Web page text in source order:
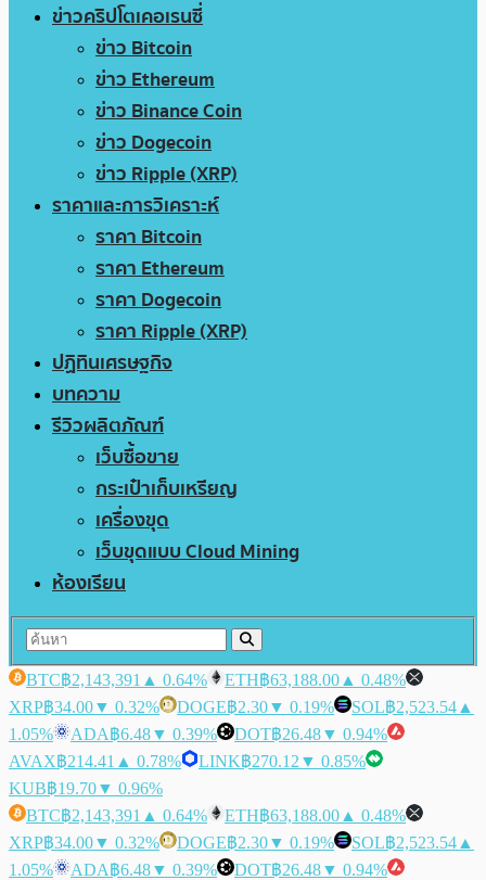
ข่าวคริปโตเคอเรนซี่
ข่าว Bitcoin
ข่าว Ethereum
ข่าว Binance Coin
ข่าว Dogecoin
ข่าว Ripple (XRP)
ราคาและการวิเคราะห์
ราคา Bitcoin
ราคา Ethereum
ราคา Dogecoin
ราคา Ripple (XRP)
ปฏิทินเศรษฐกิจ
บทความ
รีวิวผลิตภัณฑ์
เว็บซื้อขาย
กระเป๋าเก็บเหรียญ
เครื่องขุด
เว็บขุดแบบ Cloud Mining
ห้องเรียน
BTC฿2,143,391 ▲ 0.64% ETH฿63,188.00 ▲ 0.48%
XRP฿34.00▼ 0.32% DOGE฿2.30▼ 0.19% SOL฿2,523.54 ▲
1.05%
ADA฿6.48▼ 0.39% DOT฿26.48▼ 0.94%
AVAX฿214.41 ▲ 0.78% LINK฿270.12 ▼ 0.85%
KUB฿19.70▼ 0.96%
BTC฿2,143,391 ▲ 0.64% ETH฿63,188.00 ▲ 0.48%
XRP฿34.00▼ 0.32% DOGE฿2.30▼ 0.19% SOL฿2,523.54 ▲
1.05%
ADA฿6.48▼ 0.39% DOT฿26.48▼ 0.94%